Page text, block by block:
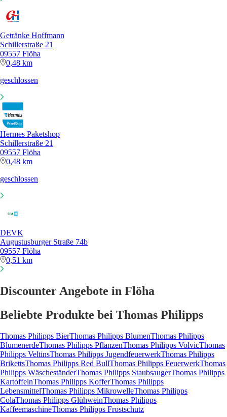
Getränke Hoffmann
Schillerstraße 21
09557 Flöha
0,48 km
geschlossen
Hermes Paketshop
Schillerstraße 21
09557 Flöha
0,48 km
geschlossen
DEVK
Augustusburger Straße 74b
09557 Flöha
0,51 km
Discounter Angebote in Flöha
Beliebte Produkte bei Thomas Philipps
Thomas Philipps BierThomas Philipps BlumenThomas Philipps
BlumenerdeThomas Philipps PflanzenThomas Philipps VolvicThomas
Philipps VeltinsThomas Philipps JugendfeuerwerkThomas Philipps
BrikettsThomas Philipps Red BullThomas Philipps FeuerwerkThomas
Philipps WäscheständerThomas Philipps StaubsaugerThomas Philipps
KartoffelnThomas Philipps KofferThomas Philipps
LebensmittelThomas Philipps MikrowelleThomas Philipps
ColaThomas Philipps GlühweinThomas Philipps
KaffeemaschineThomas Philipps Frostschutz